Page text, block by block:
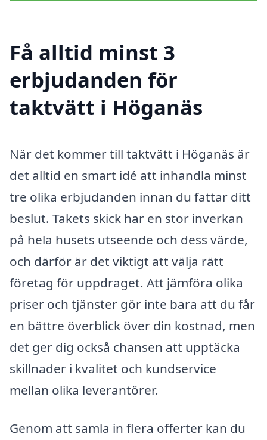
Få alltid minst 3
erbjudanden för
taktvätt i Höganäs
När det kommer till taktvätt i Höganäs är
det alltid en smart idé att inhandla minst
tre olika erbjudanden innan du fattar ditt
beslut. Takets skick har en stor inverkan
på hela husets utseende och dess värde,
och därför är det viktigt att välja rätt
företag för uppdraget. Att jämföra olika
priser och tjänster gör inte bara att du får
en bättre överblick över din kostnad, men
det ger dig också chansen att upptäcka
skillnader i kvalitet och kundservice
mellan olika leverantörer.
Genom att samla in flera offerter kan du